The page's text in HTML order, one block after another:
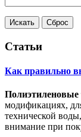
Статьи
Как правильно
Полиэтиленовые
модификациях,
технической
внимание при